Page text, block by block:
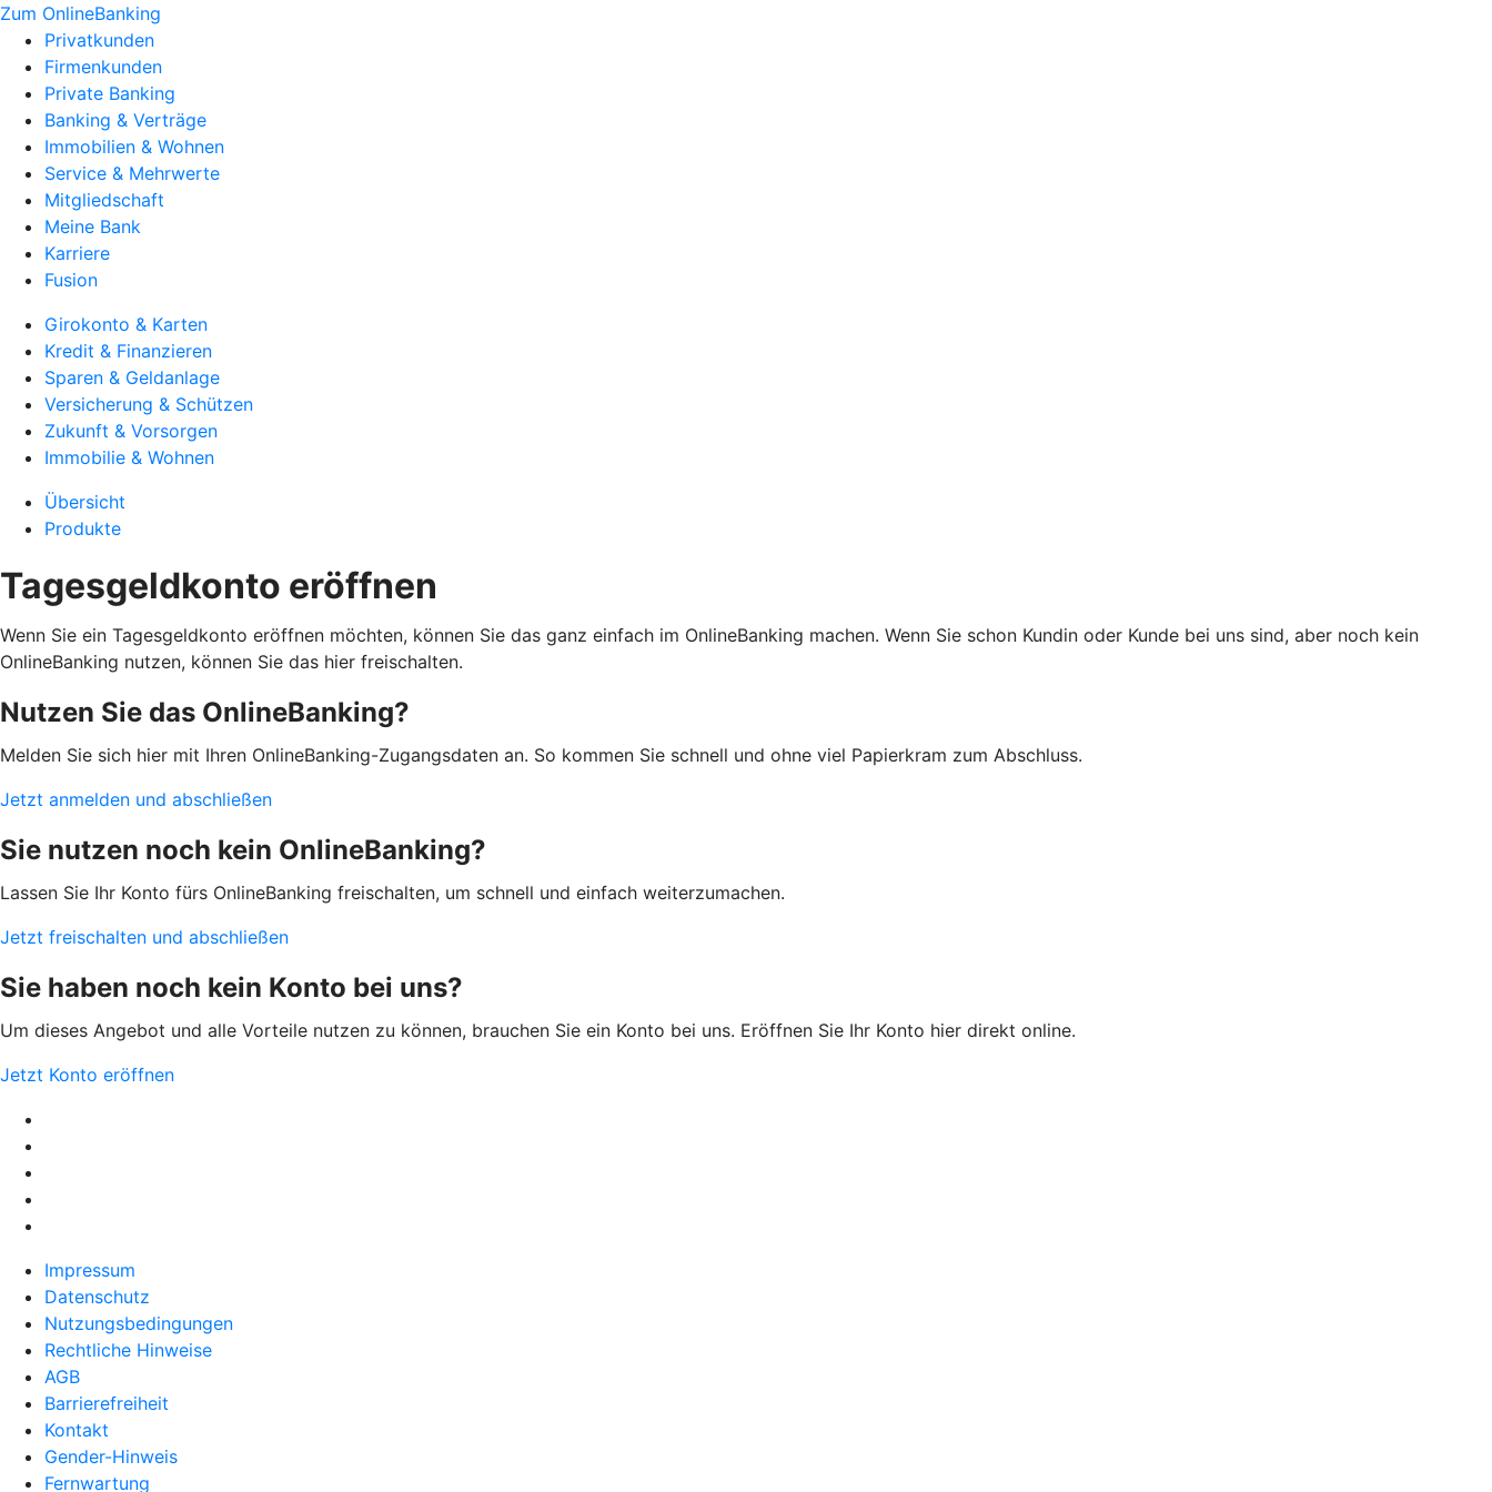
Zum OnlineBanking
Privatkunden
Firmenkunden
Private Banking
Banking & Verträge
Immobilien & Wohnen
Service & Mehrwerte
Mitgliedschaft
Meine Bank
Karriere
Fusion
Girokonto & Karten
Kredit & Finanzieren
Sparen & Geldanlage
Versicherung & Schützen
Zukunft & Vorsorgen
Immobilie & Wohnen
Übersicht
Produkte
Tagesgeldkonto eröffnen
Wenn Sie ein Tagesgeldkonto eröffnen möchten, können Sie das ganz einfach im OnlineBanking machen. Wenn Sie schon Kundin oder Kunde bei uns sind, aber noch kein
OnlineBanking nutzen, können Sie das hier freischalten.
Nutzen Sie das OnlineBanking?
Melden Sie sich hier mit Ihren OnlineBanking-Zugangsdaten an. So kommen Sie schnell und ohne viel Papierkram zum Abschluss.
Jetzt anmelden und abschließen
Sie nutzen noch kein OnlineBanking?
Lassen Sie Ihr Konto fürs OnlineBanking freischalten, um schnell und einfach weiterzumachen.
Jetzt freischalten und abschließen
Sie haben noch kein Konto bei uns?
Um dieses Angebot und alle Vorteile nutzen zu können, brauchen Sie ein Konto bei uns. Eröffnen Sie Ihr Konto hier direkt online.
Jetzt Konto eröffnen
Impressum
Datenschutz
Nutzungsbedingungen
Rechtliche Hinweise
AGB
Barrierefreiheit
Kontakt
Gender-Hinweis
Fernwartung